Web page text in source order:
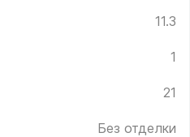
11.3
1
21
Без отделки